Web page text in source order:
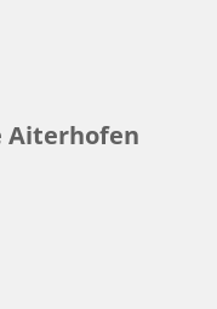
Aiterhofen